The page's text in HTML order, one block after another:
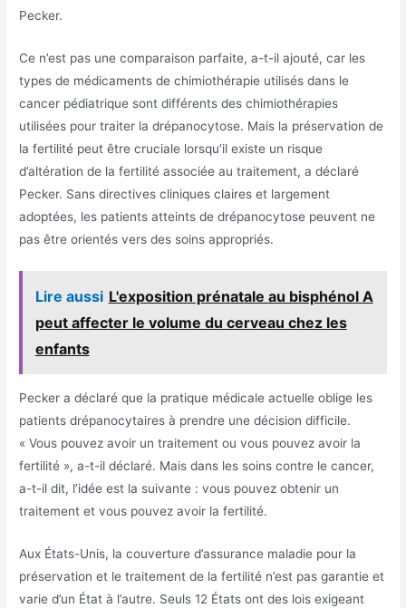
Pecker.
Ce n’est pas une comparaison parfaite, a-t-il ajouté, car les
types de médicaments de chimiothérapie utilisés dans le
cancer pédiatrique sont différents des chimiothérapies
utilisées pour traiter la drépanocytose. Mais la préservation de
la fertilité peut être cruciale lorsqu’il existe un risque
d’altération de la fertilité associée au traitement, a déclaré
Pecker. Sans directives cliniques claires et largement
adoptées, les patients atteints de drépanocytose peuvent ne
pas être orientés vers des soins appropriés.
Lire aussi L'exposition prénatale au bisphénol A
peut affecter le volume du cerveau chez les
enfants
Pecker a déclaré que la pratique médicale actuelle oblige les
patients drépanocytaires à prendre une décision difficile.
« Vous pouvez avoir un traitement ou vous pouvez avoir la
fertilité », a-t-il déclaré. Mais dans les soins contre le cancer,
a-t-il dit, l’idée est la suivante : vous pouvez obtenir un
traitement et vous pouvez avoir la fertilité.
Aux États-Unis, la couverture d’assurance maladie pour la
préservation et le traitement de la fertilité n’est pas garantie et
varie d’un État à l’autre. Seuls 12 États ont des lois exigeant